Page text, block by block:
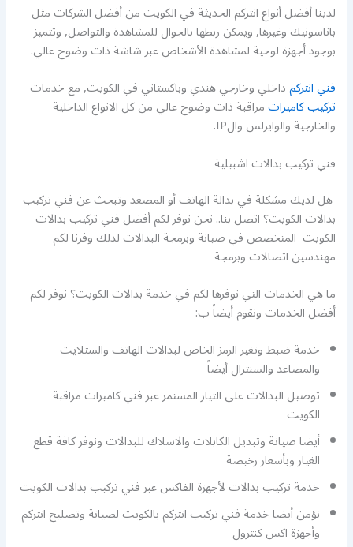
لدينا أفضل أنواع انتركم الحديثة في الكويت من أفضل الشركات مثل
باناسونيك وغيرها, ويمكن ربطها بالجوال للمشاهدة والتواصل, وتتميز
بوجود أجهزة لوحية لمشاهدة الأشخاص عبر شاشة ذات وضوح عالي.
فني انتركمداخلي وخارجي هندي وباكستاني في الكويت, مع خدمات
تركيب كاميراتمراقبة ذات وضوح عالي من كل الانواع الداخلية
والخارجية والوايرلس والIP.
فني تركيب بدالات اشبيلية
هل لديك مشكلة في بدالة الهاتف أو المصعد وتبحث عن فني تركيب
بدالات الكويت؟ اتصل بنا.. نحن نوفر لكم أفضل فني تركيب بدالات
الكويت المتخصص في صيانة وبرمجة البدالات لذلك وفرنا لكم
مهندسين اتصالات وبرمجة
ما هي الخدمات التي نوفرها لكم في خدمة بدالات الكويت؟ نوفر لكم
أفضل الخدمات ونقوم أيضاً ب:
خدمة ضبط وتغير الرمز الخاص لبدالات الهاتف والستلايت
والمصاعد والسنترال أيضاً
توصيل البدالات على التيار المستمر عبر فني كاميرات مراقبة
الكويت
أيضا صيانة وتبديل الكابلات والاسلاك للبدالات ونوفر كافة قطع
الغيار وبأسعار رخيصة
خدمة تركيب بدالات لأجهزة الفاكس عبر فني تركيب بدالات الكويت
نؤمن أيضا خدمة فني تركيب انتركم بالكويت لصيانة وتصليح انتركم
وأجهزة اكس كنترول